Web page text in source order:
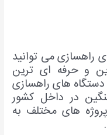
راهسازی می توانید
و حرفه ای ترین
دستگاه های راهسازی
در داخل کشور
های مختلف به